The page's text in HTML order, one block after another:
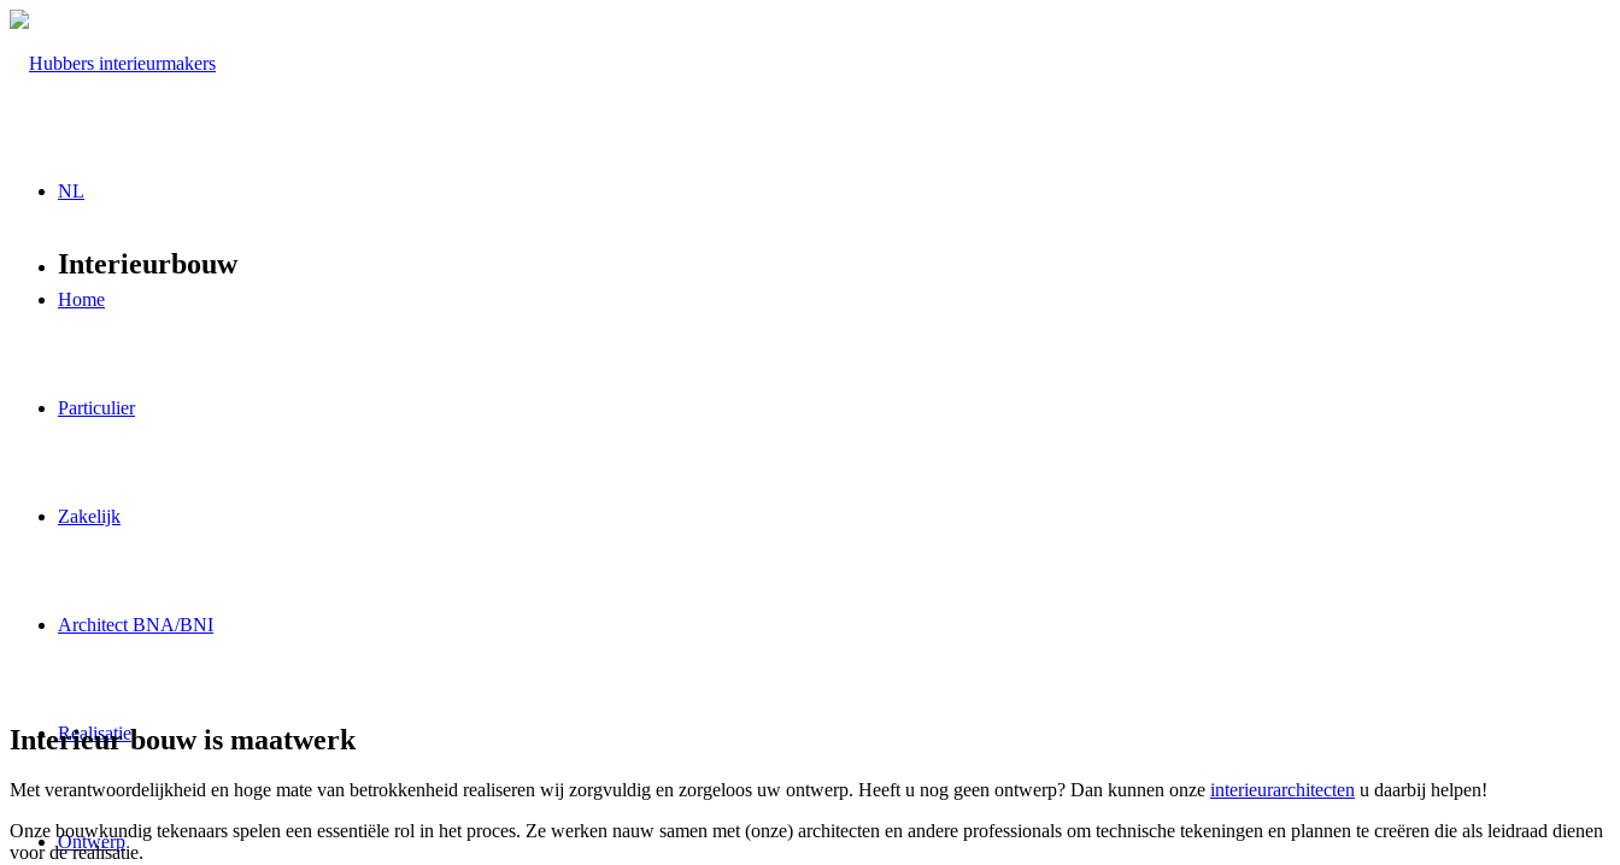
NL
Home
Particulier
Zakelijk
Architect BNA/BNI
Realisatie
Ontwerp
Interieurbouw
Interieur bouw is maatwerk
Met verantwoordelijkheid en hoge mate van betrokkenheid realiseren wij zorgvuldig en zorgeloos uw ontwerp. Heeft u nog geen ontwerp? Dan kunnen onze interieurarchitecten u daarbij helpen!
Onze bouwkundig tekenaars spelen een essentiële rol in het proces. Ze werken nauw samen met (onze) architecten en andere professionals om technische tekeningen en plannen te creëren die als leidraad dienen
voor de realisatie.